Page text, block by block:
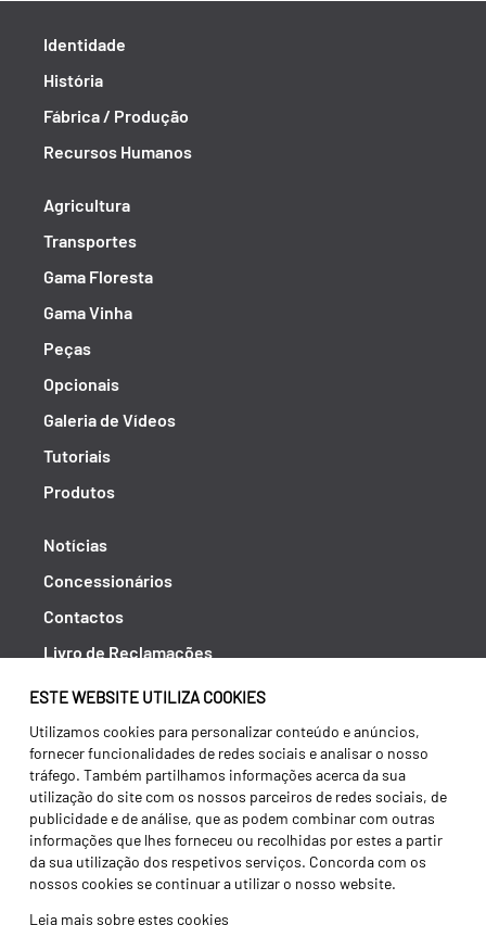
ESTE WEBSITE UTILIZA COOKIES
Utilizamos cookies para personalizar conteúdo e anúncios,
fornecer funcionalidades de redes sociais e analisar o nosso
tráfego. Também partilhamos informações acerca da sua
utilização do site com os nossos parceiros de redes sociais, de
publicidade e de análise, que as podem combinar com outras
informações que lhes forneceu ou recolhidas por estes a partir
da sua utilização dos respetivos serviços. Concorda com os
nossos cookies se continuar a utilizar o nosso website.
Leia mais sobre estes cookies
Identidade
História
Fábrica / Produção
Recursos Humanos
Agricultura
Transportes
Gama Floresta
Gama Vinha
Peças
Opcionais
Galeria de Vídeos
Tutoriais
Produtos
Notícias
Concessionários
Contactos
Livro de Reclamações
Política de Privacidade
Canal de Denúncias (RGPC)
Termos e condições